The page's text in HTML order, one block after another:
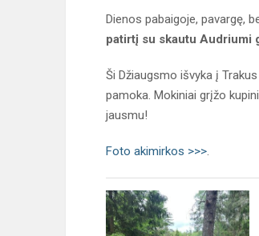
Dienos pabaigoje, pavargę,
patirtį su skautu Audriumi
Ši Džiaugsmo išvyka į
pamoka. Mokiniai grįžo
jausmu!
Foto akimirkos >>>.